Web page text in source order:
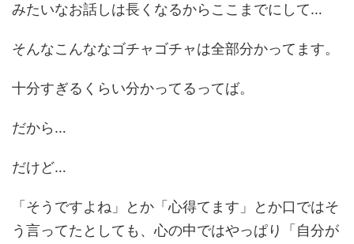
みたいなお話しは長くなるからここまでにして…
そんなこんななゴチャゴチャは全部分かってます。
十分すぎるくらい分かってるってば。
だから…
だけど…
「そうですよね」とか「心得てます」とか口ではそ
う言ってたとしても、心の中ではやっぱり「自分が